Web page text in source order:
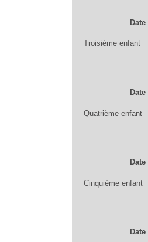
Troisième enfant
Quatrième enfant
Cinquième enfant